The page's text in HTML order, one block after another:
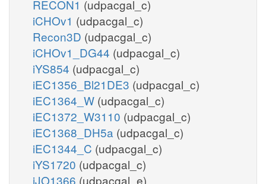
RECON1 (udpacgal_c)
iCHOv1 (udpacgal_c)
Recon3D (udpacgal_c)
iCHOv1_DG44 (udpacgal_c)
iYS854 (udpacgal_c)
iEC1356_Bl21DE3 (udpacgal_c)
iEC1364_W (udpacgal_c)
iEC1372_W3110 (udpacgal_c)
iEC1368_DH5a (udpacgal_c)
iEC1344_C (udpacgal_c)
iYS1720 (udpacgal_c)
iJO1366 (udpacgal_e)